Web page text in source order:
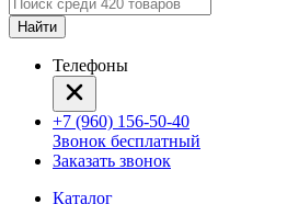
Найти
Телефоны
+7 (960) 156-50-40
Звонок бесплатный
Заказать звонок
Каталог